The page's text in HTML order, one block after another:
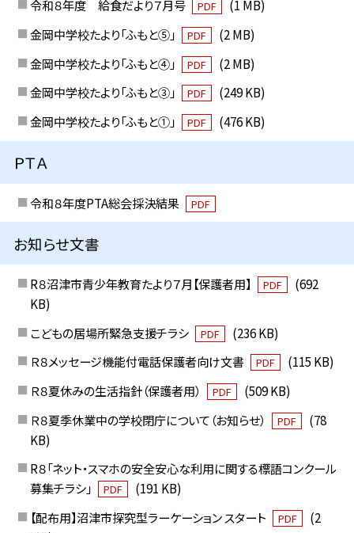
令和８年度 給食だより７月号
PDF
(1 MB)
金岡中学校たより「ふもと⑤」
PDF
(2 MB)
金岡中学校たより「ふもと④」
PDF
(2 MB)
金岡中学校たより「ふもと③」
PDF
(249 KB)
金岡中学校たより「ふもと①」
PDF (476 KB)
ＰＴＡ
令和８年度PTA総会採決結果 PDF
お知らせ文書
R８沼津市青少年教育たより７月【保護者用】 PDF
(692
KB)
こどもの居場所緊急支援チラシ
PDF
(236 KB)
Ｒ８メッセージ機能付電話保護者向け文書
PDF
(115 KB)
Ｒ８夏休みの生活指針（保護者用）
PDF
(509 KB)
Ｒ８夏季休業中の学校閉庁について（お知らせ）
PDF
(78
KB)
R８「ネット・スマホの安全安心な利用に関する標語コンクール
募集チラシ」
PDF
(191 KB)
【配布用】沼津市探究型ラーケーション スタート
PDF
(2